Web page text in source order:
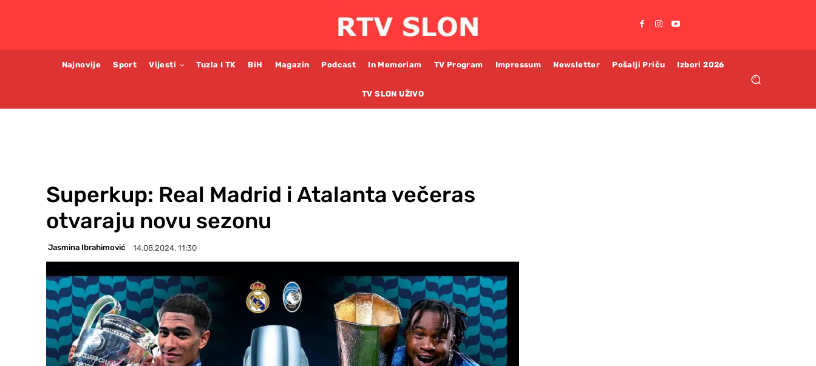
Najnovije Sport Vijesti Tuzla I TK BiH Magazin Podcast In Memoriam TV Program Impressum Newsletter Pošalji Priču Izbori 2026
TV SLON UŽIVO
Superkup: Real Madrid i Atalanta večeras
otvaraju novu sezonu
Jasmina Ibrahimović 14.08.2024. 11:30